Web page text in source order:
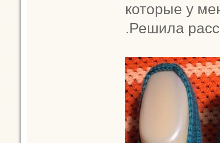
которые у
.Решила